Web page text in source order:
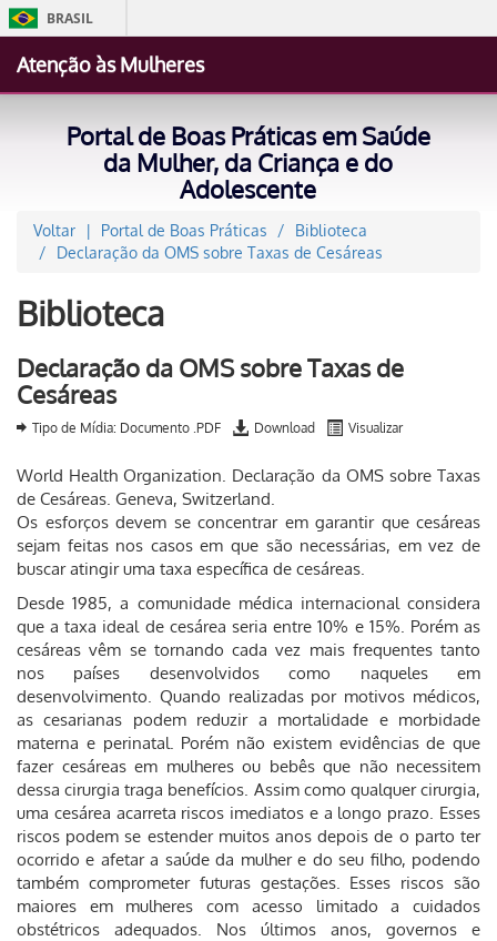
BRASIL
Atenção às Mulheres
Portal de Boas Práticas em Saúde
da Mulher, da Criança e do
Adolescente
Voltar Portal de Boas Práticas
Biblioteca
Declaração da OMS sobre Taxas de Cesáreas
Biblioteca
Declaração da OMS sobre Taxas de
Cesáreas
Tipo de Mídia: Documento .PDF Download Visualizar
World Health Organization. Declaração da OMS sobre Taxas
de Cesáreas. Geneva, Switzerland.
Os esforços devem se concentrar em garantir que cesáreas
sejam feitas nos casos em que são necessárias, em vez de
buscar atingir uma taxa específica de cesáreas.
Desde 1985, a comunidade médica internacional considera
que a taxa ideal de cesárea seria entre 10% e 15%. Porém as
cesáreas vêm se tornando cada vez mais frequentes tanto
nos países desenvolvidos como naqueles em
desenvolvimento. Quando realizadas por motivos médicos,
as cesarianas podem reduzir a mortalidade e morbidade
materna e perinatal. Porém não existem evidências de que
fazer cesáreas em mulheres ou bebês que não necessitem
dessa cirurgia traga benefícios. Assim como qualquer cirurgia,
uma cesárea acarreta riscos imediatos e a longo prazo. Esses
riscos podem se estender muitos anos depois de o parto ter
ocorrido e afetar a saúde da mulher e do seu filho, podendo
também comprometer futuras gestações. Esses riscos são
maiores em mulheres com acesso limitado a cuidados
obstétricos adequados. Nos últimos anos, governos e